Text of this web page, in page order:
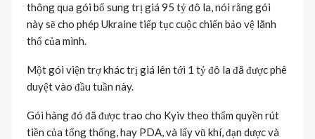
thông qua gói bổ sung trị giá 95 tỷ đô la, nói rằng gói
này sẽ cho phép Ukraine tiếp tục cuộc chiến bảo vệ lãnh
thổ của mình.
Một gói viện trợ khác trị giá lên tới 1 tỷ đô la đã được phê
duyệt vào đầu tuần này.
Gói hàng đó đã được trao cho Kyiv theo thẩm quyền rút
tiền của tổng thống, hay PDA, và lấy vũ khí, đạn dược và